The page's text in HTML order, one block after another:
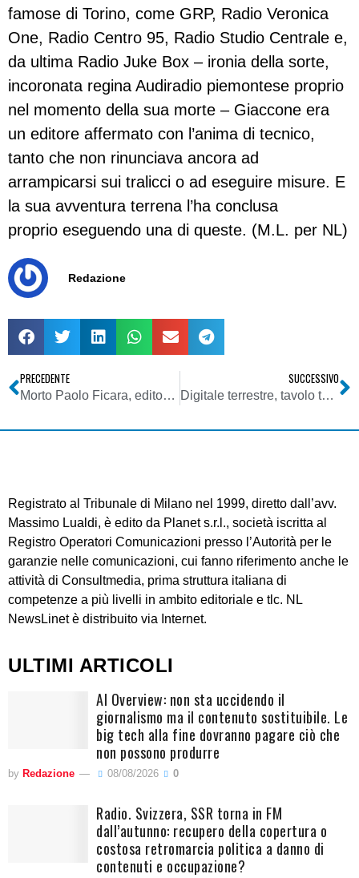
famose di Torino, come GRP, Radio Veronica
One, Radio Centro 95, Radio Studio Centrale e,
da ultima Radio Juke Box – ironia della sorte,
incoronata regina Audiradio piemontese proprio
nel momento della sua morte – Giaccone era
un editore affermato con l’anima di tecnico,
tanto che non rinunciava ancora ad
arrampicarsi sui tralicci o ad eseguire misure. E
la sua avventura terrena l’ha conclusa
proprio eseguendo una di queste. (M.L. per NL)
Redazione
PRECEDENTE
Morto Paolo Ficara, editore di “Play tv – La tv delle passioni”. Un infarto la causa probabile del decesso
SUCCESSIVO
Digitale terrestre, tavolo tecnico AT 5-6-7: accolte solo in parte le richieste delle locali
Registrato al Tribunale di Milano nel 1999, diretto dall’avv.
Massimo Lualdi, è edito da Planet s.r.l., società iscritta al
Registro Operatori Comunicazioni presso l’Autorità per le
garanzie nelle comunicazioni, cui fanno riferimento anche le
attività di Consultmedia, prima struttura italiana di
competenze a più livelli in ambito editoriale e tlc. NL
NewsLinet è distribuito via Internet.
ULTIMI ARTICOLI
AI Overview: non sta uccidendo il
giornalismo ma il contenuto sostituibile. Le
big tech alla fine dovranno pagare ciò che
non possono produrre
by Redazione 08/08/2026 0
Radio. Svizzera, SSR torna in FM
dall’autunno: recupero della copertura o
costosa retromarcia politica a danno di
contenuti e occupazione?